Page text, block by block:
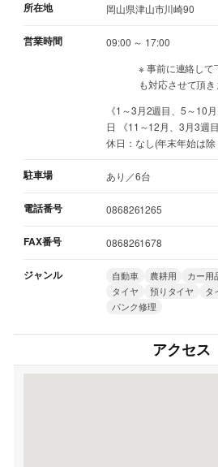
所在地 岡山県津山市川崎90
営業時間
09:00 ～ 17:00
※ 事前に連絡し
も対応させて頂き
《1～3月2週目、5～10
日 《11～12月、3月3週
休日：なし(年末年始は除
駐車場 あり／6台
電話番号 0868261265
FAX番号 0868261678
ジャンル 自動車 農耕用 カー用
タイヤ
預りタイヤ タ
パンク修理
アクセス